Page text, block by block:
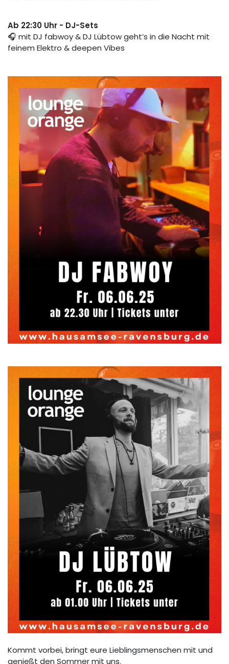
Ab 22:30 Uhr - DJ-Sets
🎧 mit DJ fabwoy & DJ Lübtow geht’s in die Nacht mit
feinem Elektro & deepen Vibes
Kommt vorbei, bringt eure Lieblingsmenschen mit und
genießt den Sommer mit uns.